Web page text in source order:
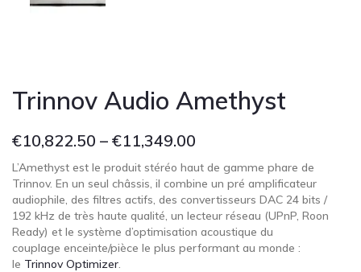
Trinnov Audio Amethyst
€10,822.50 – €11,349.00
L’Amethyst est le produit stéréo haut de gamme phare de
Trinnov. En un seul châssis, il combine un pré amplificateur
audiophile, des filtres actifs, des convertisseurs DAC 24 bits /
192 kHz de très haute qualité, un lecteur réseau (UPnP, Roon
Ready) et le système d’optimisation acoustique du
couplage enceinte/pièce le plus performant au monde :
le Trinnov Optimizer